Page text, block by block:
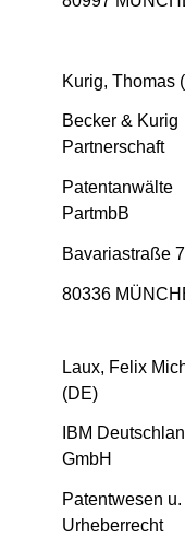
Kurig, Thomas
Becker & Kurig
Partnerschaft
Patentanwälte
PartmbB
Bavariastraße 7
80336
Laux, Felix
(DE)
IBM
GmbH
Patentwesen u.
Urheberrecht